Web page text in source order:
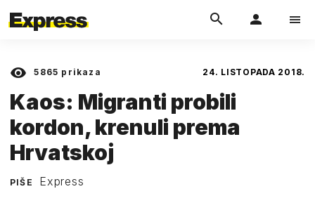
5865 prikaza 24. LISTOPADA 2018.
Kaos: Migranti probili
kordon, krenuli prema
Hrvatskoj
PIŠE Express